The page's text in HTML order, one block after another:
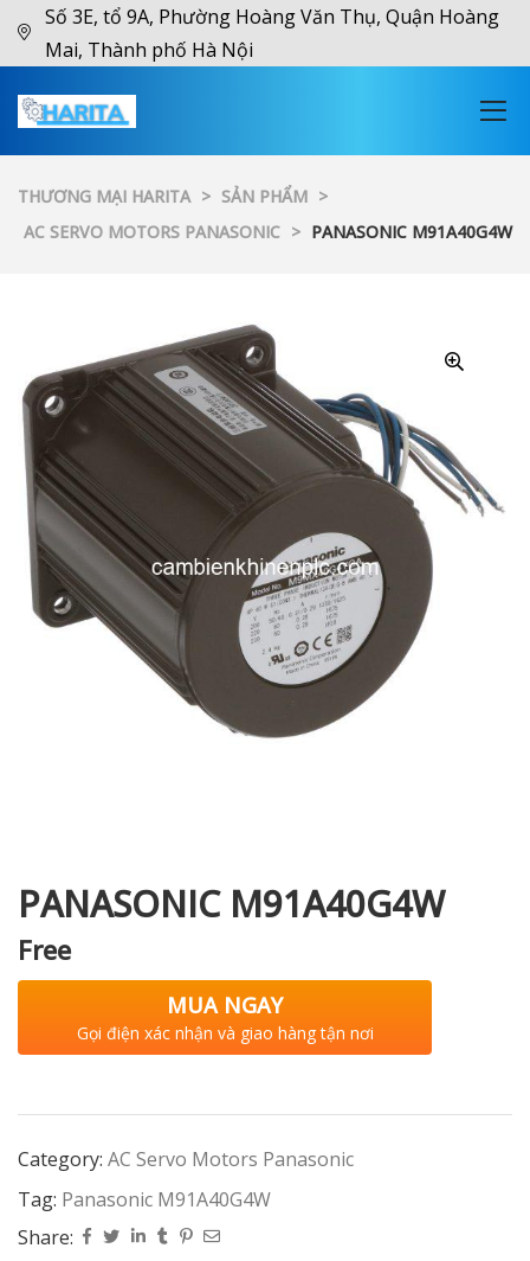
Số 3E, tổ 9A, Phường Hoàng Văn Thụ, Quận Hoàng
Mai, Thành phố Hà Nội
THƯƠNG MẠI HARITA > SẢN PHẨM >
AC SERVO MOTORS PANASONIC > PANASONIC M91A40G4W
PANASONIC M91A40G4W
Free
MUA NGAY
Gọi điện xác nhận và giao hàng tận nơi
Category: AC Servo Motors Panasonic
Tag: Panasonic M91A40G4W
Share: